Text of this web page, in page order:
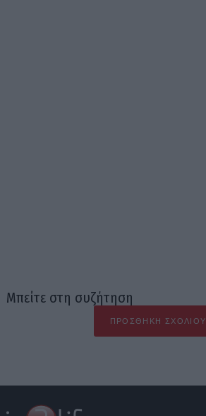
Μπείτε στη συζήτηση
ΠΡΟΣΘΉΚΗ ΣΧΟΛΊΟΥ